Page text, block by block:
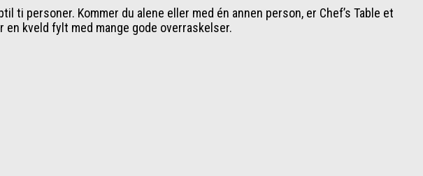
personer. Kommer du alene eller med én annen person, er Chef’s Table et
kveld fylt med mange gode overraskelser.